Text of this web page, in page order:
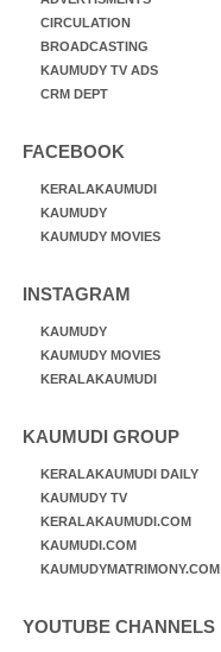
CIRCULATION
BROADCASTING
KAUMUDY TV ADS
CRM DEPT
FACEBOOK
KERALAKAUMUDI
KAUMUDY
KAUMUDY MOVIES
INSTAGRAM
KAUMUDY
KAUMUDY MOVIES
KERALAKAUMUDI
KAUMUDI GROUP
KERALAKAUMUDI DAILY
KAUMUDY TV
KERALAKAUMUDI.COM
KAUMUDI.COM
KAUMUDYMATRIMONY.COM
YOUTUBE CHANNELS